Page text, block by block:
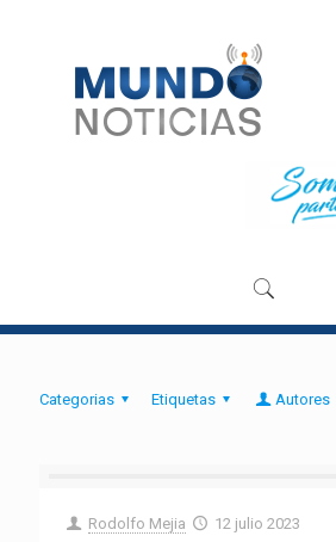
Categorias Etiquetas Autores
Rodolfo Mejia 12 julio 2023